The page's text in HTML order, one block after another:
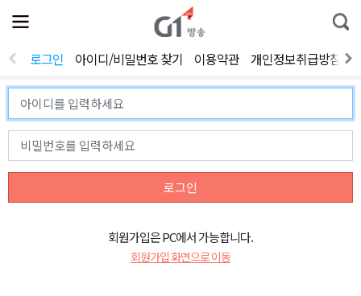
전
체
뉴
열
통
합
색
로그인 아이디/비밀번호 찾기 이용약관 개인정보취급방침
로그인
회원가입은 PC에서 가능합니다.
회원가입 화면으로 이동